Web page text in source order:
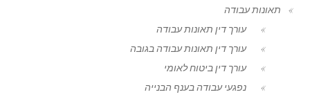
תאונות עבודה
עורך דין תאונות עבודה
עורך דין תאונות עבודה בגובה
עורך דין ביטוח לאומי
נפגעי עבודה בענף הבנייה